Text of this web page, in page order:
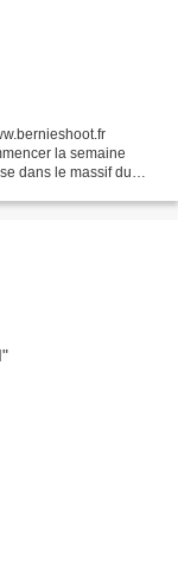
la semaine
dans le massif du